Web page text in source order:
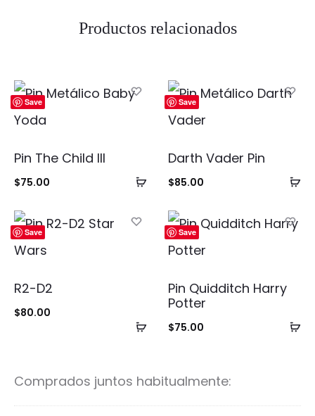
Productos relacionados
Save
Añadir
carrito
Pin The Child III
$75.00
Save
Darth Vader Pin
$85.00
Save
Añadir
R2-D2
$80.00
Save
Pin Quidditch Harry
Potter
$75.00
Comprados juntos habitualmente: